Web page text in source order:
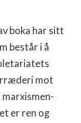
boka har sitt
består i å
mot
er ren og